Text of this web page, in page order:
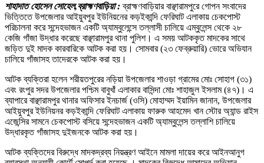
শাহাদাত হোসেন সোহেল,ব্রাহ্মণবাড়িয়া :ব্রাহ্মণবাড়িয়ার বাঞ্ছারামপুরে গোপন সংবাদের
ভিত্তিতে উপজেলার আইয়ুবপুর ইউনিয়নের কড়ইকান্দি ফেরিঘাট এলাকায় চেকপোস্ট
পরিচালনা করে সন্দেহভাজন একটি অ্যাম্বুলেন্সে তল্লাসী চালিয়ে এম্বুলেন্স থেকে ২৮
কেজি গাঁজা উদ্ধার করেছে বাঞ্ছারামপুর থানা পুলিশ। এ সময় আটককৃত মাদকের সাথে
জড়িত দুই মাদক কারবারিকে আটক করা হয়। সোমবার (২৩ ফেব্রুয়ারি) ভোরে অভিযান
চালিয়ে গাঁজাসহ তাদেরকে আটক করা হয়।
আটক ব্যক্তিরা হলেন শরীয়তপুরের নড়িয়া উপজেলার শাওড়া গ্রামের মোঃ সোহাগ (৩১)
এবং রংপুর সদর উপজেলার পশ্চিম বাবুখাঁ এলাকার বাসিন্দা মোঃ শাহাজুল ইসলাম (৪৭)। এ
ব্যাপারে বাঞ্ছারামপুর থানার অফিসার ইনচার্জ (ওসি) মোহাম্মদ ইয়ামিন জানান, উপজেলার
আইয়ুবপুর ইউনিয়নর কড়ইকান্দি ফেরিঘাট এলাকায় ফারুক আহমেদ খান স্টোর অ্যান্ড রাইস
এজেন্সির সামনে চেকপোস্ট বসিয়ে সন্দেহভাজন একটি অ্যাম্বুলেন্স তল্লাশি চালিয়ে
উদ্ধারকৃত গাঁজাসহ দুইজনকে আটক করা হয়।
আটক ব্যক্তিদের বিরুদ্ধে মাদকদ্রব্য নিয়ন্ত্রণ আইনে মামলা দায়ের করে আইনআনুগ